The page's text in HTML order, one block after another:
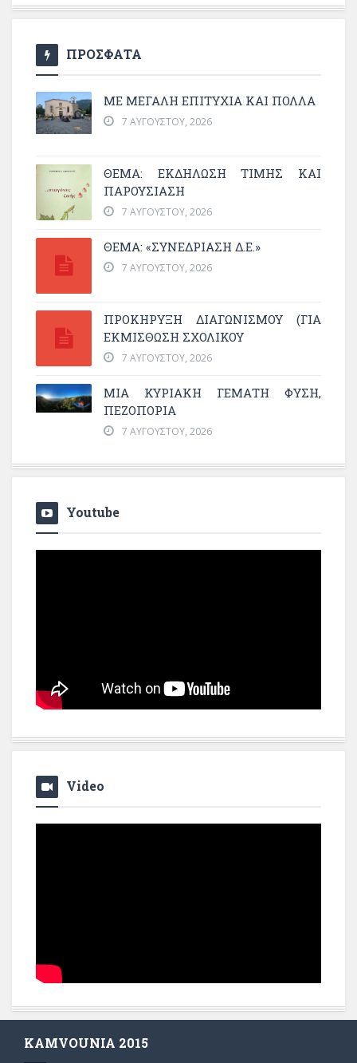
ΠΡΟΣΦΑΤΑ
ΜΕ ΜΕΓΆΛΗ ΕΠΙΤΥΧΊΑ ΚΑΙ ΠΟΛΛΆ
7 ΑΥΓΟΎΣΤΟΥ, 2026
ΘΈΜΑ: ΕΚΔΉΛΩΣΗ ΤΙΜΉΣ ΚΑΙ
ΠΑΡΟΥΣΊΑΣΗ
7 ΑΥΓΟΎΣΤΟΥ, 2026
ΘΕΜΑ: «ΣΥΝΕΔΡΊΑΣΗ Δ.Ε.»
7 ΑΥΓΟΎΣΤΟΥ, 2026
ΠΡΟΚΗΡΥΞΗ ΔΙΑΓΩΝΙΣΜΟΥ (ΓΙΑ
ΕΚΜΊΣΘΩΣΗ ΣΧΟΛΙΚΟΎ
7 ΑΥΓΟΎΣΤΟΥ, 2026
ΜΙΑ ΚΥΡΙΑΚΉ ΓΕΜΆΤΗ ΦΎΣΗ,
ΠΕΖΟΠΟΡΊΑ
7 ΑΥΓΟΎΣΤΟΥ, 2026
Youtube
Video
KAMVOUNIA 2015